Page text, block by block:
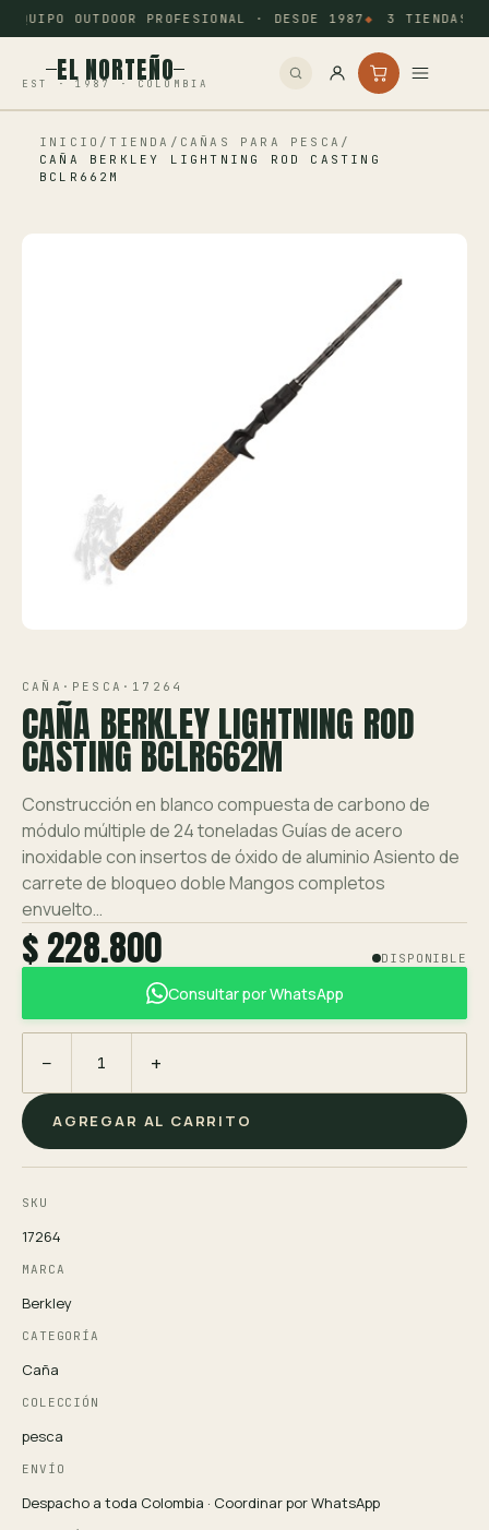
EQUIPO OUTDOOR PROFESIONAL · DESDE 1987 3 TIENDAS:
EL NORTEÑO
EST · 1987 · COLOMBIA
Inicio
Ver toda la tienda →
Contáctanos
INICIO / TIENDA / CAÑAS PARA PESCA /
CAÑA BERKLEY LIGHTNING ROD CASTING
BCLR662M
CAÑA · PESCA · 17264
CAÑA BERKLEY LIGHTNING ROD
CASTING BCLR662M
Construcción en blanco compuesta de carbono de
módulo múltiple de 24 toneladas Guías de acero
inoxidable con insertos de óxido de aluminio Asiento de
carrete de bloqueo doble Mangos completos
envuelto…
$ 228.800 DISPONIBLE
Consultar por WhatsApp
− +
AGREGAR AL CARRITO
SKU
17264
MARCA
Berkley
CATEGORÍA
Caña
COLECCIÓN
pesca
ENVÍO
Despacho a toda Colombia · Coordinar por WhatsApp